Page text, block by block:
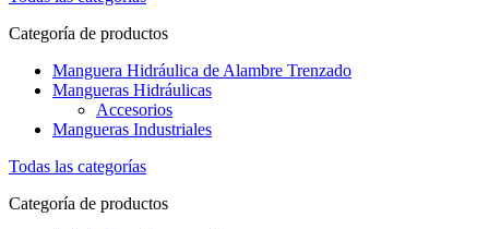
Categoría de productos
Manguera Hidráulica de Alambre Trenzado
Mangueras Hidráulicas
Accesorios
Mangueras Industriales
Todas las categorías
Categoría de productos